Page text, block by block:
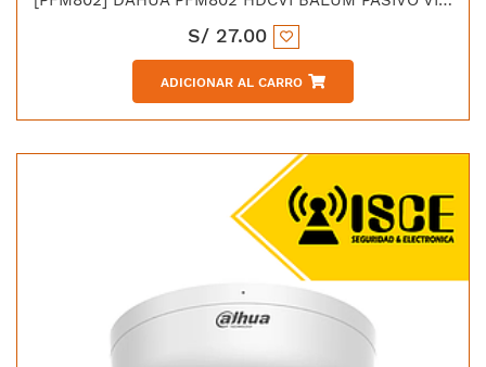
S/ 27.00
ADICIONAR AL CARRO